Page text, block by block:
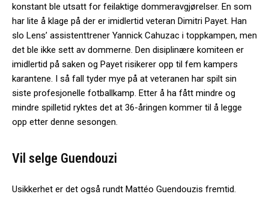
konstant ble utsatt for feilaktige dommeravgjørelser. En som
har lite å klage på der er imidlertid veteran Dimitri Payet. Han
slo Lens’ assistenttrener Yannick Cahuzac i toppkampen, men
det ble ikke sett av dommerne. Den disiplinære komiteen er
imidlertid på saken og Payet risikerer opp til fem kampers
karantene. I så fall tyder mye på at veteranen har spilt sin
siste profesjonelle fotballkamp. Etter å ha fått mindre og
mindre spilletid ryktes det at 36-åringen kommer til å legge
opp etter denne sesongen.
Vil selge Guendouzi
Usikkerhet er det også rundt Mattéo Guendouzis fremtid.